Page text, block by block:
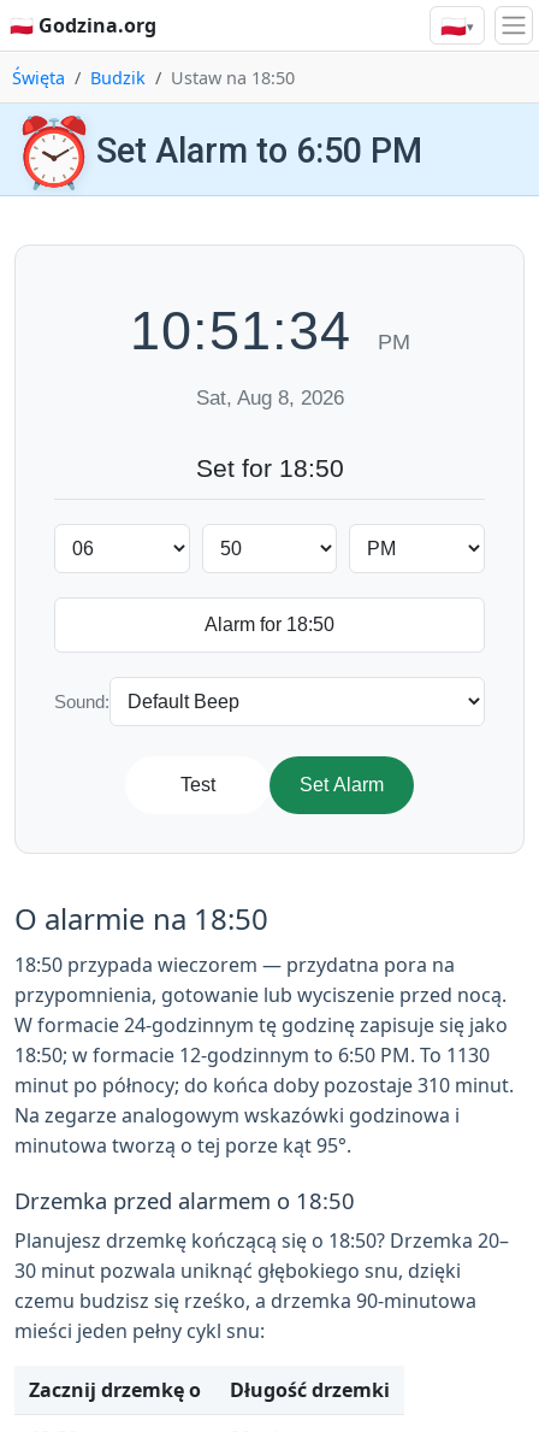
🇵🇱 Godzina.org 🇵🇱▾
Święta Budzik Ustaw na 18:50
⏰ Set Alarm to 6:50 PM
10:51:34 PM
Sat, Aug 8, 2026
Set for 18:50
Sound:
Test Set Alarm
O alarmie na 18:50
18:50 przypada wieczorem — przydatna pora na
przypomnienia, gotowanie lub wyciszenie przed nocą.
W formacie 24-godzinnym tę godzinę zapisuje się jako
18:50; w formacie 12-godzinnym to 6:50 PM. To 1130
minut po północy; do końca doby pozostaje 310 minut.
Na zegarze analogowym wskazówki godzinowa i
minutowa tworzą o tej porze kąt 95°.
Drzemka przed alarmem o 18:50
Planujesz drzemkę kończącą się o 18:50? Drzemka 20–
30 minut pozwala uniknąć głębokiego snu, dzięki
czemu budzisz się rześko, a drzemka 90-minutowa
mieści jeden pełny cykl snu:
Zacznij drzemkę o
Długość drzemki